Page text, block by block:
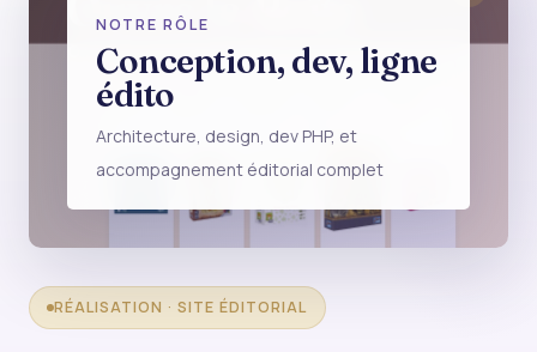
RÉALISATION · SITE ÉDITORIAL
OUVRELABOITE.FR
NOTRE RÔLE
Conception, dev, ligne
édito
Architecture, design, dev PHP, et
accompagnement éditorial complet